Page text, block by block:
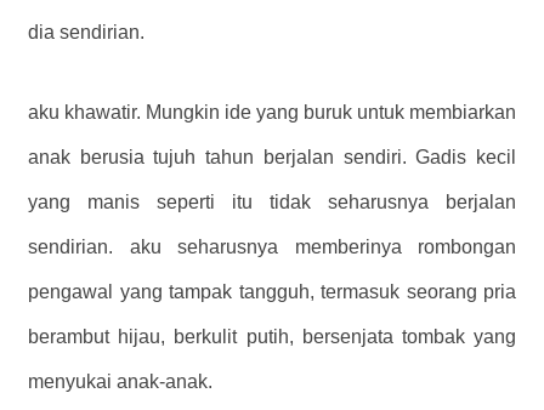
dia sendirian.
aku khawatir. Mungkin ide yang buruk untuk membiarkan
anak berusia tujuh tahun berjalan sendiri. Gadis kecil
yang manis seperti itu tidak seharusnya berjalan
sendirian. aku seharusnya memberinya rombongan
pengawal yang tampak tangguh, termasuk seorang pria
berambut hijau, berkulit putih, bersenjata tombak yang
menyukai anak-anak.